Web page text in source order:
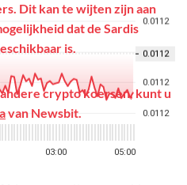
Dit kan te wijten zijn aan
dat de Sardis
is.
crypto koersen, kunt u
van Newsbit.